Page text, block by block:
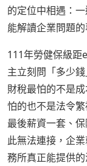
的定位中相遇：
能解讀企業問題的
111年勞健保級距
主立刻問「多少
財稅最怕的不是
怕的也不是法令
最後薪資一套、
此無法連接，企
務所真正能提供